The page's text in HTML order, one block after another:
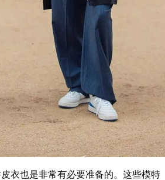
也是非常有必要准备的。这些模特